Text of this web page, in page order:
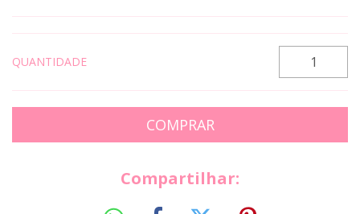
QUANTIDADE
Compartilhar: